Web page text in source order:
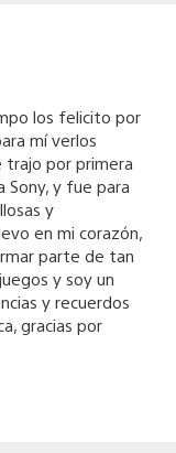
los felicito por
mí verlos
por primera
Sony, y fue para
y
en mi corazón,
parte de tan
y soy un
y recuerdos
gracias por